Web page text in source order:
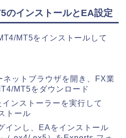
のインストールとEA設定
MT5をインストールして
ットブラウザを開き、FX業
MT5をダウンロード
ンストーラーを実行して
トール
インし、EAをインストール